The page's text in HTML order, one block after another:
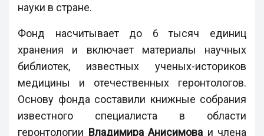
науки в стране.
Фонд насчитывает до 6 тысяч единиц
хранения и включает материалы научных
библиотек, известных ученых-историков
медицины и отечественных геронтологов.
Основу фонда составили книжные собрания
известного специалиста в области
геронтологии Владимира Анисимова и члена